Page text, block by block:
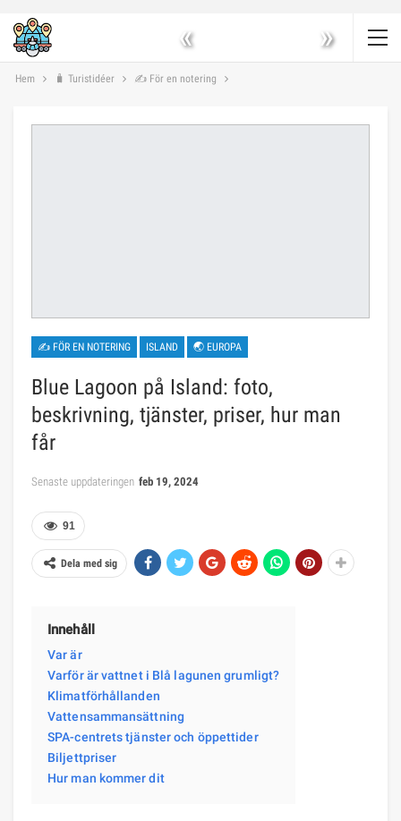
« »
Hem 🧳 Turistidéer ✍ För en notering
✍ FÖR EN NOTERING ISLAND 🌏 EUROPA
Blue Lagoon på Island: foto,
beskrivning, tjänster, priser, hur man
får
Senaste uppdateringen feb 19, 2024
91
Dela med sig
Innehåll
Var är
Varför är vattnet i Blå lagunen grumligt?
Klimatförhållanden
Vattensammansättning
SPA-centrets tjänster och öppettider
Biljettpriser
Hur man kommer dit